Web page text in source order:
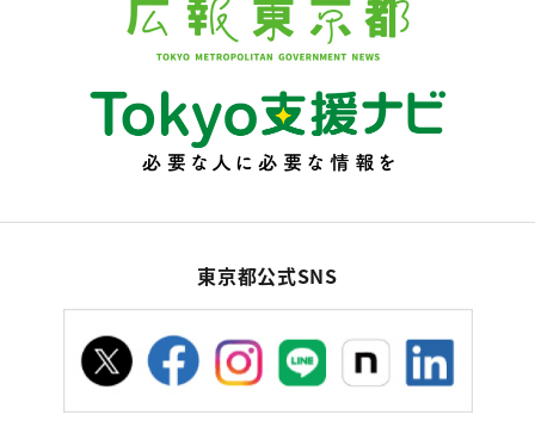
東京都公式SNS